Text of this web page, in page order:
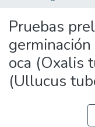
Pruebas
oca (Oxalis
(Ullucus